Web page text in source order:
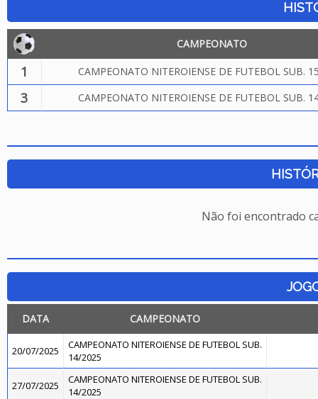
CAMPEONATO
1 CAMPEONATO NITEROIENSE DE FUTEBOL SUB.
3 CAMPEONATO NITEROIENSE DE FUTEBOL SUB.
Não foi encontrado
DATA CAMPEONATO
20/07/2025
CAMPEONATO NITEROIENSE DE FUTEBOL SUB.
14/2025
27/07/2025
CAMPEONATO NITEROIENSE DE FUTEBOL SUB.
14/2025